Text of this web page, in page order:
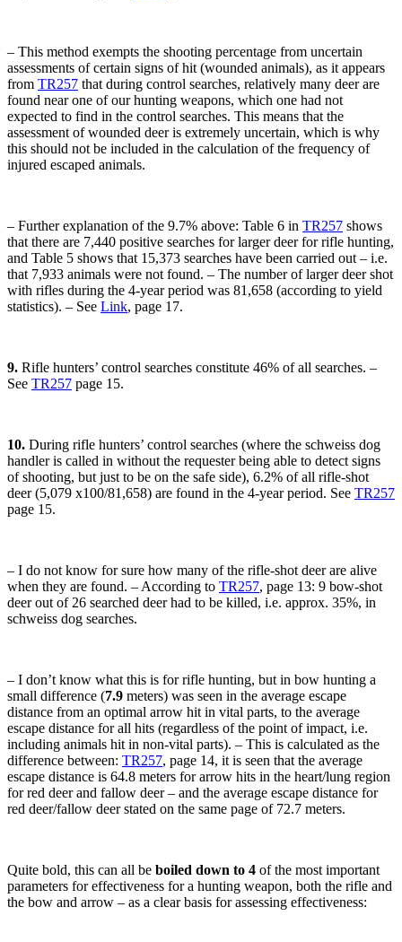
– This method exempts the shooting percentage from uncertain
assessments of certain signs of hit (wounded animals), as it appears
from TR257 that during control searches, relatively many deer are
found near one of our hunting weapons, which one had not
expected to find in the control searches. This means that the
assessment of wounded deer is extremely uncertain, which is why
this should not be included in the calculation of the frequency of
injured escaped animals.
– Further explanation of the 9.7% above: Table 6 in TR257 shows
that there are 7,440 positive searches for larger deer for rifle hunting,
and Table 5 shows that 15,373 searches have been carried out – i.e.
that 7,933 animals were not found. – The number of larger deer shot
with rifles during the 4-year period was 81,658 (according to yield
statistics). – See Link, page 17.
9. Rifle hunters’ control searches constitute 46% of all searches. –
See TR257 page 15.
10. During rifle hunters’ control searches (where the schweiss dog
handler is called in without the requester being able to detect signs
of shooting, but just to be on the safe side), 6.2% of all rifle-shot
deer (5,079 x100/81,658) are found in the 4-year period. See TR257
page 15.
– I do not know for sure how many of the rifle-shot deer are alive
when they are found. – According to TR257, page 13: 9 bow-shot
deer out of 26 searched deer had to be killed, i.e. approx. 35%, in
schweiss dog searches.
– I don’t know what this is for rifle hunting, but in bow hunting a
small difference (7.9 meters) was seen in the average escape
distance from an optimal arrow hit in vital parts, to the average
escape distance for all hits (regardless of the point of impact, i.e.
including animals hit in non-vital parts). – This is calculated as the
difference between: TR257, page 14, it is seen that the average
escape distance is 64.8 meters for arrow hits in the heart/lung region
for red deer and fallow deer – and the average escape distance for
red deer/fallow deer stated on the same page of 72.7 meters.
Quite bold, this can all be boiled down to 4 of the most important
parameters for effectiveness for a hunting weapon, both the rifle and
the bow and arrow – as a clear basis for assessing effectiveness: